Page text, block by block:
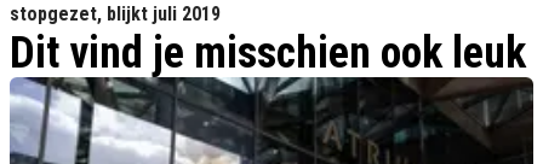
stopgezet, blijkt juli 2019
Dit vind je misschien ook leuk